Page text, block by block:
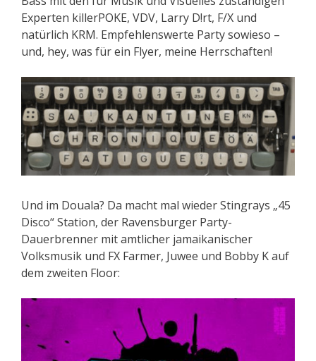
Experten killerPOKE, VDV, Larry D!rt, F/X und
natürlich KRM. Empfehlenswerte Party sowieso –
und, hey, was für ein Flyer, meine Herrschaften!
Und im Douala? Da macht mal wieder Stingrays „45
Disco“ Station, der Ravensburger Party-
Dauerbrenner mit amtlicher jamaikanischer
Volksmusik und FX Farmer, Juwee und Bobby K auf
dem zweiten Floor: